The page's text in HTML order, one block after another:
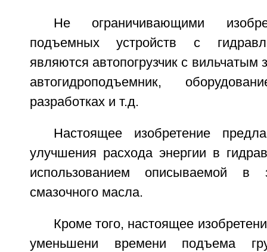
Не ограничивающими
подъемных устройств с
являются автопогрузчик с вильчатым
автогидроподъемник,
разработках и т.д.
Настоящее изобретение
улучшения расхода энергии в
использованием описываемой в
смазочного масла.
Кроме того, настоящее
уменьшени времени подъема